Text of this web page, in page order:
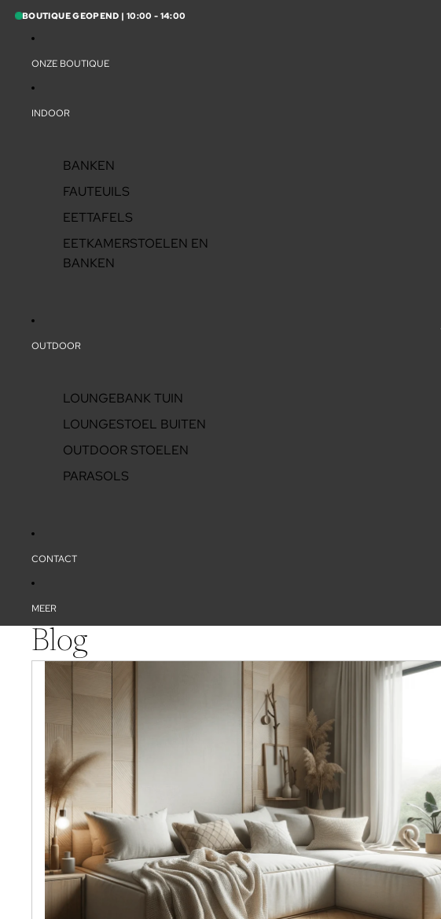
BOUTIQUE GEOPEND | 10:00 - 14:00
ONZE BOUTIQUE
INDOOR
BANKEN
FAUTEUILS
EETTAFELS
EETKAMERSTOELEN EN
BANKEN
OUTDOOR
LOUNGEBANK TUIN
LOUNGESTOEL BUITEN
OUTDOOR STOELEN
PARASOLS
CONTACT
MEER
Blog